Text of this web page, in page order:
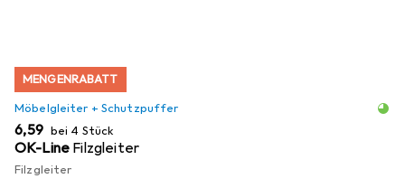
MENGENRABATT
Möbelgleiter + Schutzpuffer
EUR
6,59 bei 4 Stück
OK-Line Filzgleiter
Filzgleiter